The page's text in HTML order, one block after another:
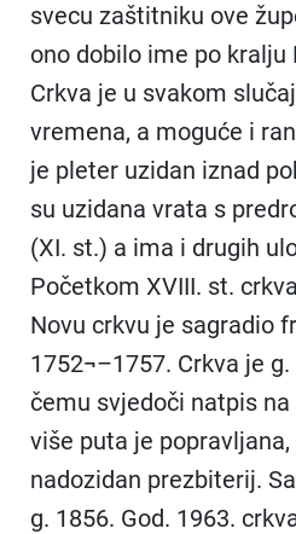
svecu zaštitniku ove
ono dobilo ime po kralju
Crkva je u svakom
vremena, a moguće i
je pleter uzidan iznad
su uzidana vrata s
(XI. st.) a ima i drugih
Početkom XVIII. st.
Novu crkvu je sagradio
1752¬–1757. Crkva je
čemu svjedoči natpis
više puta je
nadozidan prezbiterij.
g. 1856. God. 1963.